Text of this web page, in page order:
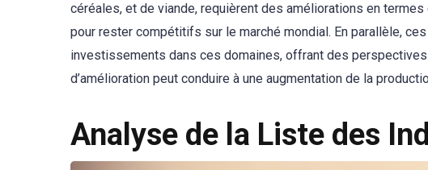
céréales, et de viande, requièrent des améliorations en
pour rester compétitifs sur le marché mondial. En parallèle,
investissements dans ces domaines, offrant des
d’amélioration peut conduire à une augmentation de la
Analyse de la Liste des